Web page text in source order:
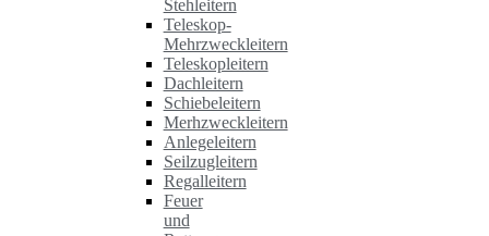
Stehleitern
Teleskop-
Mehrzweckleitern
Teleskopleitern
Dachleitern
Schiebeleitern
Merhzweckleitern
Anlegeleitern
Seilzugleitern
Regalleitern
Feuer
und